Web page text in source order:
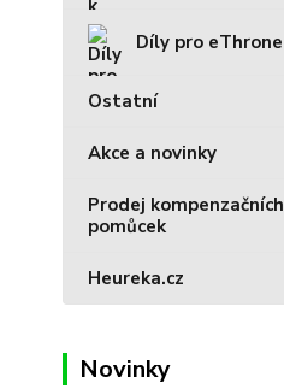
Díly pro eThrone
Ostatní
Akce a novinky
Prodej kompenzačních
pomůcek
Heureka.cz
Novinky